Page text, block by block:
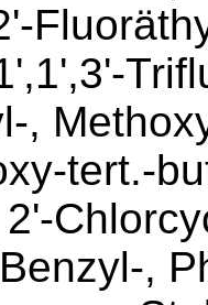
,
tert.-
,